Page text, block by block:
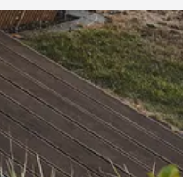
Versand